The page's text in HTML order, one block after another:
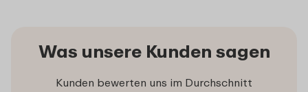
Was unsere Kunden sagen
Kunden bewerten uns im Durchschnitt